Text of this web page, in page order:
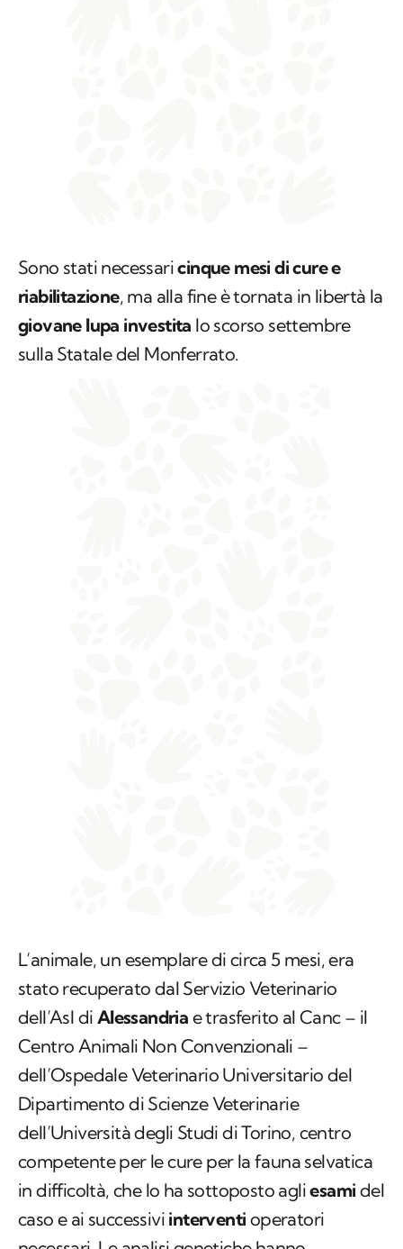
Sono stati necessaricinque mesi di cure e
riabilitazione, ma alla fine è tornata in libertà la
giovane lupa investita lo scorso settembre
sulla Statale del Monferrato.
L’animale, un esemplare di circa 5 mesi, era
stato recuperato dal Servizio Veterinario
dell’Asl di Alessandria e trasferito al Canc – il
Centro Animali Non Convenzionali –
dell’Ospedale Veterinario Universitario del
Dipartimento di Scienze Veterinarie
dell’Università degli Studi di Torino, centro
competente per le cure per la fauna selvatica
in difficoltà, che lo ha sottoposto agliesami del
caso e ai successivi interventi operatori